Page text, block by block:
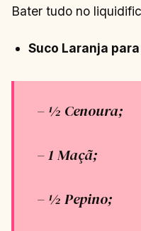
Bater tudo no
Suco Laranja
– ½ Cenoura;
– 1 Maçã;
– ½ Pepino;